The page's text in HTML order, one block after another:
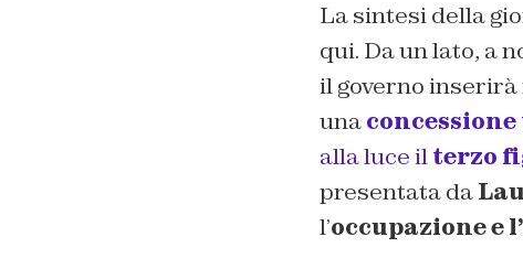
La sintesi della
qui. Da un lato, a
il governo inserirà
una
alla luce ilterzo
presentata da
l’occupazione